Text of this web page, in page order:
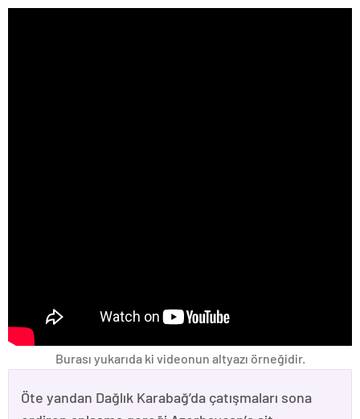
Burası yukarıda ki videonun altyazı örneğidir.
Öte yandan Dağlık Karabağ’da çatışmaları sona